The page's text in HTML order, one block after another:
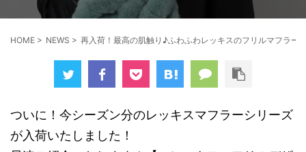
HOME > NEWS > 再入荷！最高の肌触り♪ふわふわレッキスのフリルマフラー
ついに！今シーズン分のレッキスマフラーシリーズ
が入荷いたしました！